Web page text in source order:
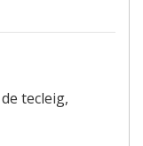
tecleig,